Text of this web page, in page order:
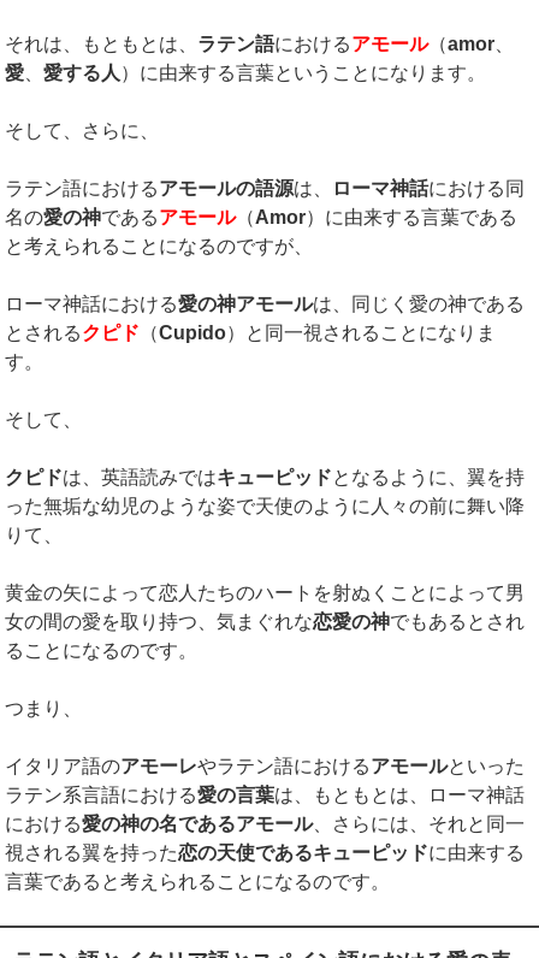
それは、もともとは、 ラテン語におけるアモール（amor
愛 、愛する人 ）に由来する言葉ということになります。
そして、さらに、
ラテン語におけるアモールの語源は、 ローマ神話における同
名の愛の神であるアモール（Amor）に由来する言葉である
と考えられることになるのですが、
ローマ神話における愛の神アモールは、同じく愛の神である
とされるクピド （Cupido）と同一視されることになりま
す。
そして、
クピドは、英語読みではキューピッドとなるように、翼を持
った無垢な幼児のような姿で天使のように人々の前に舞い降
りて、
黄金の矢によって恋人たちのハートを射ぬくことによって男
女の間の愛を取り持つ、気まぐれな恋愛の神でもあるとされ
ることになるのです。
つまり、
イタリア語のアモーレやラテン語におけるアモールといった
ラテン系言語における愛の言葉は、もともとは、ローマ神話
における愛の神の名であるアモール、さらには、それと同一
視される翼を持った恋の天使であるキューピッドに由来する
言葉であると考えられることになるのです。